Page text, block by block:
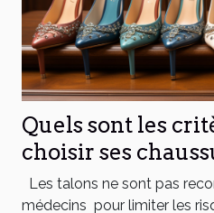
Quels sont les
choisir ses
Les talons ne sont pas
médecins pour limiter les